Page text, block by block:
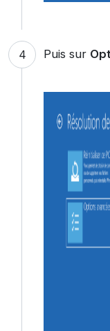
Puis sur